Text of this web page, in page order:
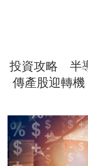
投資攻略 半
傳產股迎轉